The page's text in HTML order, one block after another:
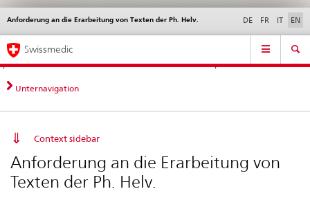
Direct
navigation:
news,
legal
contact
News &
standards
Contact | Support &
Help
Anforderung an die Erarbeitung von Texten der Ph. Helv.
Languages DE FR IT EN
Service
Main
Navigation
Swissmedic
Unternavigation
Context sidebar
Anforderung an die Erarbeitung von
Texten der Ph. Helv.